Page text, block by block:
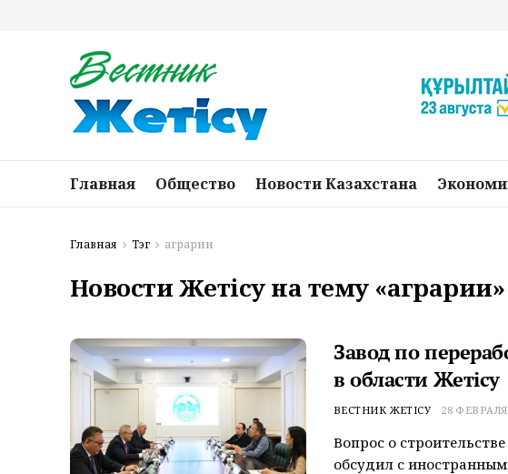
Главная Общество Новости Казахстана
Главная Тэг аграрии
Новости Жетісу на тему «аграрии»
Завод по
в области Жетiсу
ВЕСТНИК ЖЕТІСУ 28 ФЕВРАЛЯ
Вопрос о
обсудил с